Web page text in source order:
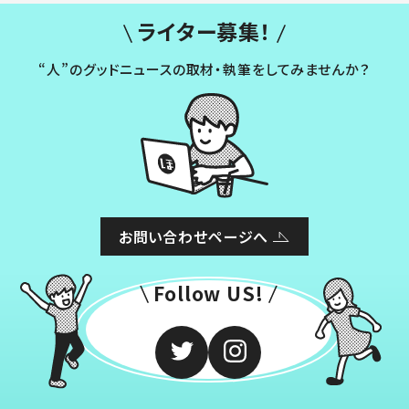
ライター募集！
“人”のグッドニュースの取材・執筆をしてみませんか？
お問い合わせページへ
Follow US!